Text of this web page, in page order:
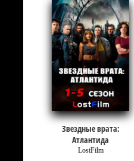
Звездные врата:
Атлантида
LostFilm